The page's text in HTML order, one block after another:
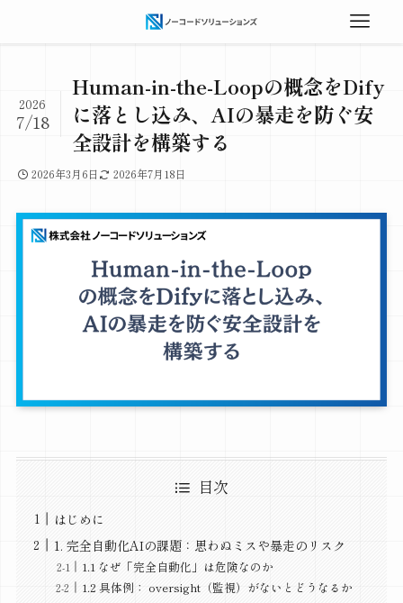
Human-in-the-Loopの概念をDify
に落とし込み、AIの暴走を防ぐ安
全設計を構築する
2026
7/18
2026年3月6日 2026年7月18日
目次
はじめに
1. 完全自動化AIの課題：思わぬミスや暴走のリスク
1.1 なぜ「完全自動化」は危険なのか
1.2 具体例： oversight（監視）がないとどうなるか